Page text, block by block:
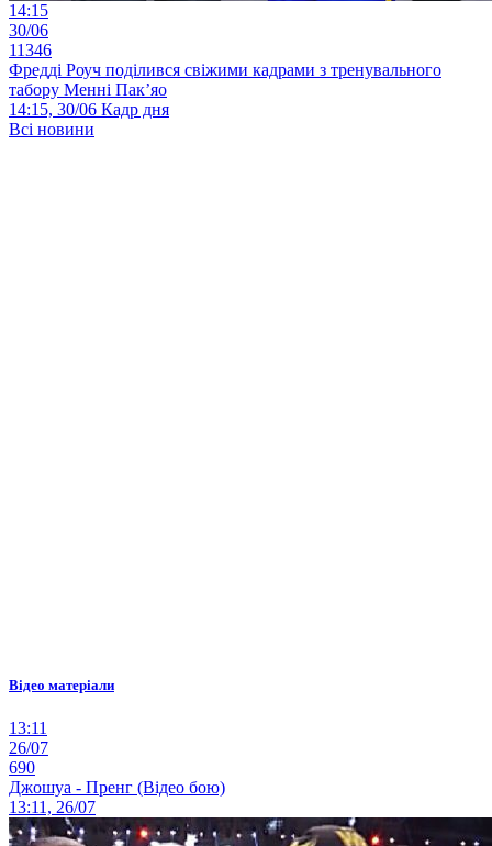
14:15
30/06
11346
Фредді Роуч поділився свіжими кадрами з тренувального
табору Менні Пак’яо
14:15, 30/06 Кадр дня
Всі новини
Відео матеріали
13:11
26/07
690
Джошуа - Пренг (Відео бою)
13:11, 26/07